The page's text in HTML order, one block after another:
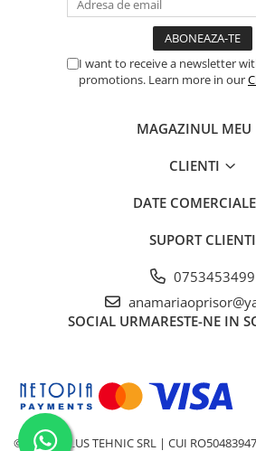
I want to receive a newsletter
promotions. Learn more in our
MAGAZINUL MEU
CLIENTI
DATE COMERCIALE
SUPORT CLIENTI
0753453499
SOCIAL URMARESTE-NE IN
© 2026 APLUS TEHNIC SRL | CUI